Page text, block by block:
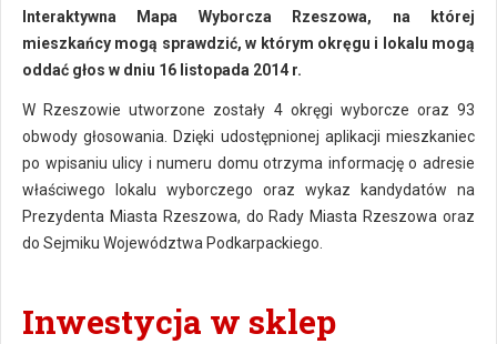
Interaktywna Mapa Wyborcza Rzeszowa, na której
mieszkańcy mogą sprawdzić, w którym okręgu i lokalu mogą
oddać głos w dniu 16 listopada 2014 r.
W Rzeszowie utworzone zostały 4 okręgi wyborcze oraz 93
obwody głosowania. Dzięki udostępnionej aplikacji mieszkaniec
po wpisaniu ulicy i numeru domu otrzyma informację o adresie
właściwego lokalu wyborczego oraz wykaz kandydatów na
Prezydenta Miasta Rzeszowa, do Rady Miasta Rzeszowa oraz
do Sejmiku Województwa Podkarpackiego.
Inwestycja w sklep